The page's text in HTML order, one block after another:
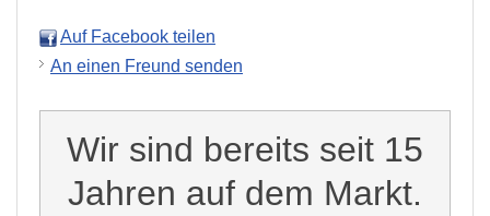
Auf Facebook teilen
An einen Freund senden
Wir sind bereits seit 15
Jahren auf dem Markt.